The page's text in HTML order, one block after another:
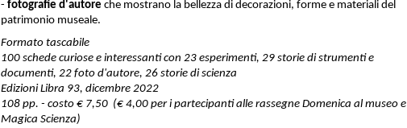
- fotografie d'autore che mostrano la bellezza di decorazioni, forme e materiali del
patrimonio museale.
Formato tascabile
100 schede curiose e interessanti con 23 esperimenti, 29 storie di strumenti e
documenti, 22 foto d'autore, 26 storie di scienza
Edizioni Libra 93, dicembre 2022
108 pp. - costo € 7,50 (€ 4,00 per i partecipanti alle rassegne Domenica al museo e
Magica Scienza)